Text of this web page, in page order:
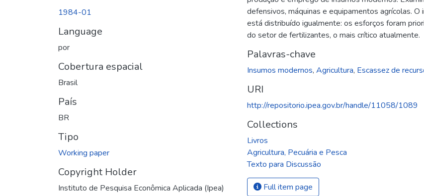
1984-01
Language
por
Cobertura espacial
Brasil
País
BR
Tipo
Working paper
Copyright Holder
Instituto de Pesquisa Econômica Aplicada (Ipea)
defensivos, máquinas e equipamentos agrícolas.
está distribuído igualmente: os esforços foram
do setor de fertilizantes, o mais crítico atualmente.
Palavras-chave
Insumos modernos, Agricultura, Escassez de
URI
http://repositorio.ipea.gov.br/handle/11058/1089
Collections
Livros
Agricultura, Pecuária e Pesca
Texto para Discussão
Full item page